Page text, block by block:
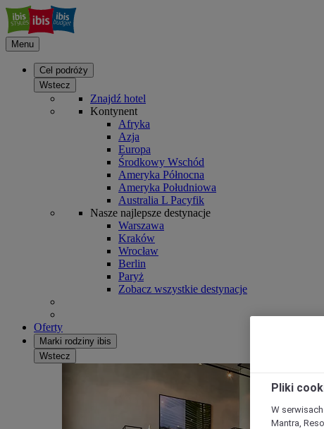
Menu
Cel podróży
Wstecz
Znajdź hotel
Kontynent
Afryka
Azja
Europa
Środkowy Wschód
Ameryka Północna
Ameryka Południowa
Australia L Pacyfik
Nasze najlepsze destynacje
Warszawa
Kraków
Wrocław
Berlin
Paryż
Zobacz wszystkie destynacje
Oferty
Marki rodziny ibis
Wstecz
Pliki
W
Mantra,